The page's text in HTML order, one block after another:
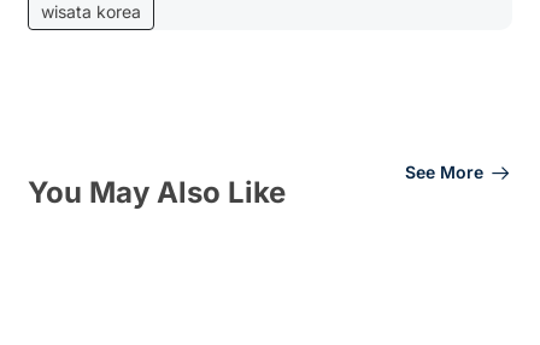
wisata korea
You May Also Like
See More